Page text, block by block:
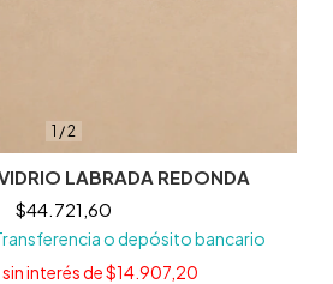
1 /2
LABRADA REDONDA
$44.721,60
o depósito bancario
interés de$14.907,20